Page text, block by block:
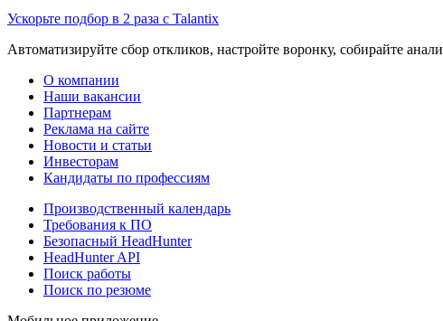
Ускорьте подбор в 2 раза с Talantix
Автоматизируйте сбор откликов, настройте воронку, собирайте
О компании
Наши вакансии
Партнерам
Реклама на сайте
Новости и статьи
Инвесторам
Кандидаты по профессиям
Производственный календарь
Требования к ПО
Безопасный HeadHunter
HeadHunter API
Поиск работы
Поиск по резюме